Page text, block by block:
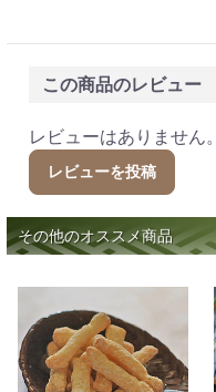
この商品のレビュー
レビューはありません。
レビューを投稿
その他のオススメ商品